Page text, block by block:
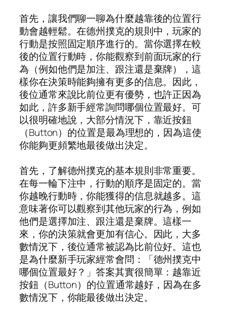
首先，讓我們聊一聊為什麼越靠後的位置行
動會越輕鬆。在德州撲克的規則中，玩家的
行動是按照固定順序進行的。當你選擇在較
後的位置行動時，你能觀察到前面玩家的行
為（例如他們是加注、跟注還是棄牌），這
樣你在決策時能夠擁有更多的信息。因此，
後位通常來說比前位更有優勢，也許正因為
如此，許多新手經常詢問哪個位置最好。可
以很明確地說，大部分情況下，靠近按鈕
（Button）的位置是最為理想的，因為這使
你能夠更頻繁地最後做出決定。
首先，了解德州撲克的基本規則非常重要。
在每一輪下注中，行動的順序是固定的。當
你越晚行動時，你能獲得的信息就越多。這
意味著你可以觀察到其他玩家的行為，例如
他們是選擇加注、跟注還是棄牌。這樣一
來，你的決策就會更加有信心。因此，大多
數情況下，後位通常被認為比前位好。這也
是為什麼新手玩家經常會問：「德州撲克中
哪個位置最好？」答案其實很簡單：越靠近
按鈕（Button）的位置通常越好，因為在多
數情況下，你能最後做出決定。